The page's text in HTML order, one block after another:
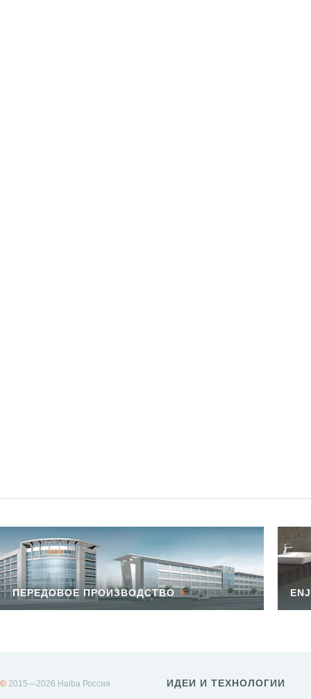
ПЕРЕДОВОЕ ПРОИЗВОДСТВО
© 2015—2026 Haiba Россия ИДЕИ И ТЕХНОЛОГИИ